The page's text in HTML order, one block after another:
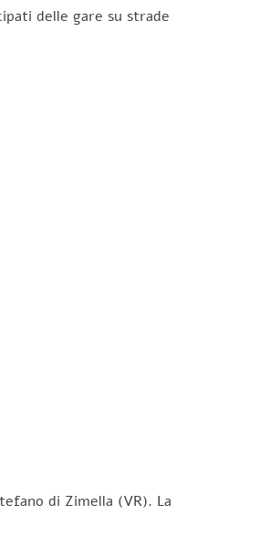
delle gare su strade
di Zimella (VR). La